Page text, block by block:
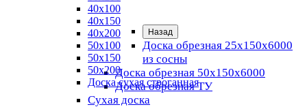
Назад
Доска обрезная 25x150x6000
из сосны
Доска обрезная 50х150х6000
Доска обрезная ТУ
Сухая доска
40х100
40х150
40х200
50х100
50х150
50х200
Доска сухая строганная